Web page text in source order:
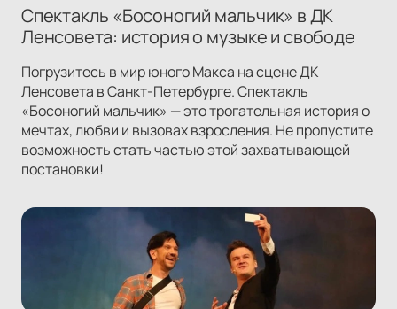
Спектакль «Босоногий мальчик» в ДК
Ленсовета: история о музыке и свободе
Погрузитесь в мир юного Макса на сцене ДК
Ленсовета в Санкт-Петербурге. Спектакль
«Босоногий мальчик» — это трогательная история о
мечтах, любви и вызовах взросления. Не пропустите
возможность стать частью этой захватывающей
постановки!